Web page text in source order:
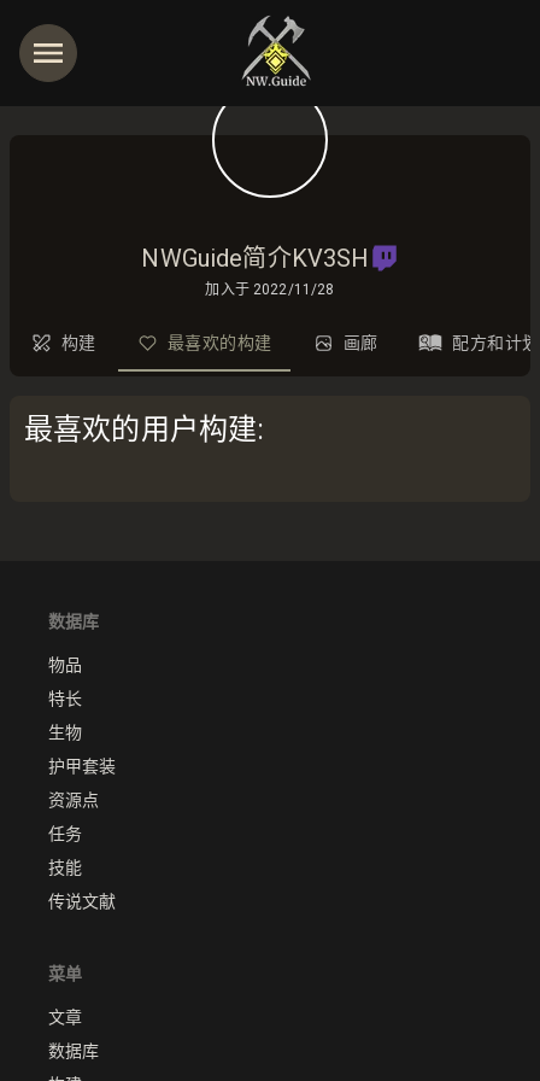
NWGuide简介KV3SH
加入于 2022/11/28
构建 最喜欢的构建 画廊 配方和计
最喜欢的用户构建:
数据库
物品
特长
生物
护甲套装
资源点
任务
技能
传说文献
菜单
文章
数据库